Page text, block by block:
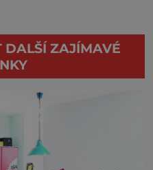
DALŠÍ ZAJÍMAVÉ